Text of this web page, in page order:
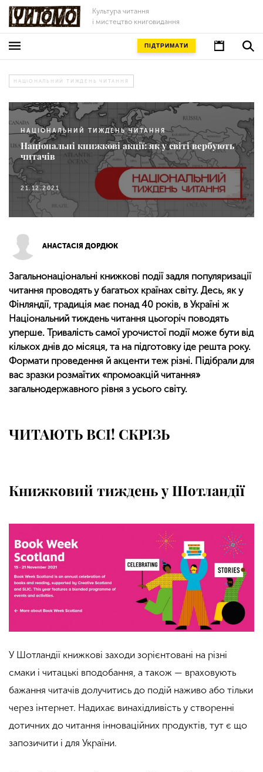
Культура читання
і мистецтво книговидання
ПІДТРИМАТИ
НАЦІОНАЛЬНИЙ ТИЖДЕНЬ ЧИТАННЯ
НАЦІОНАЛЬНИЙ ТИЖДЕНЬ ЧИТАННЯ
Національні книжкові акції: як у світі вербують
читачів
21.12.2021
АНАСТАСІЯ ДОРДЮК
Загальнонаціональні книжкові події задля популяризації
читання проводять у багатьох країнах світу. Десь, як у
Фінляндії, традиція має понад 40 років, в Україні ж
Національний тиждень читання цьогоріч поводять
уперше. Тривалість самої урочистої події може бути від
кількох днів до місяця, та на підготовку іде решта року.
Формати проведення й акценти теж різні. Підібрали для
вас зразки розмаїтих «промоакцій читання»
загальнодержавного рівня з усього світу.
ЧИТАЮТЬ ВСІ! СКРІЗЬ
Книжковий тиждень у Шотландії
У Шотландії книжкові заходи зорієнтовані на різні
смаки і читацькі вподобання, а також — враховують
бажання читачів долучитись до подій наживо або тільки
через інтернет. Надихає винахідливість у створенні
дотичних до читання інноваційних продуктів, тут є що
запозичити і для України.